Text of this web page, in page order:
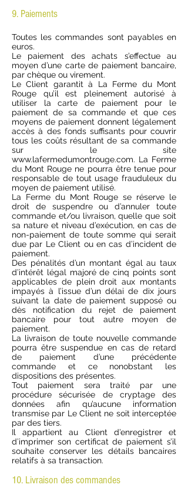
9. Paiements
Toutes les commandes sont payables en
euros.
Le paiement des achats s’effectue au
moyen d’une carte de paiement bancaire,
par chèque ou virement.
Le Client garantit à La Ferme du Mont
Rouge qu’il est pleinement autorisé à
utiliser la carte de paiement pour le
paiement de sa commande et que ces
moyens de paiement donnent légalement
accès à des fonds suffisants pour couvrir
tous les coûts résultant de sa commande
sur le site
www.lafermedumontrouge.com. La Ferme
du Mont Rouge ne pourra être tenue pour
responsable de tout usage frauduleux du
moyen de paiement utilisé.
La Ferme du Mont Rouge se réserve le
droit de suspendre ou d’annuler toute
commande et/ou livraison, quelle que soit
sa nature et niveau d’exécution, en cas de
non-paiement de toute somme qui serait
due par Le Client ou en cas d’incident de
paiement.
Des pénalités d’un montant égal au taux
d’intérêt légal majoré de cinq points sont
applicables de plein droit aux montants
impayés à l’issue d’un délai de dix jours
suivant la date de paiement supposé ou
dès notification du rejet de paiement
bancaire pour tout autre moyen de
paiement.
La livraison de toute nouvelle commande
pourra être suspendue en cas de retard
de paiement d’une précédente
commande et ce nonobstant les
dispositions des présentes.
Tout paiement sera traité par une
procédure sécurisée de cryptage des
données afin qu’aucune information
transmise par Le Client ne soit interceptée
par des tiers.
Il appartient au Client d’enregistrer et
d’imprimer son certificat de paiement s’il
souhaite conserver les détails bancaires
relatifs à sa transaction.
10. Livraison des commandes